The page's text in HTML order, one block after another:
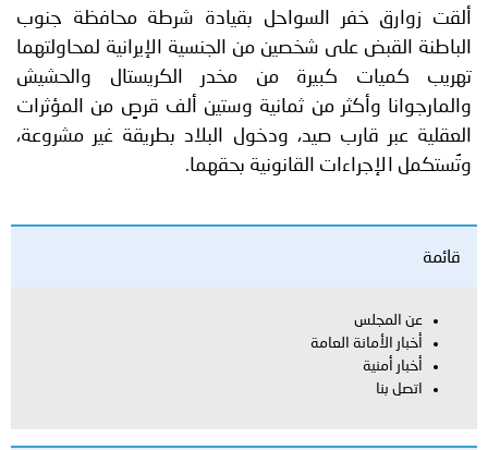
ألقت زوارق خفر السواحل بقيادة شرطة محافظة جنوب
الباطنة القبض على شخصين من الجنسية الإيرانية لمحاولتهما
تهريب كميات كبيرة من مخدر الكريستال والحشيش
والمارجوانا وأكثر من ثمانية وستين ألف قرصٍ من المؤثرات
العقلية عبر قارب صيد، ودخول البلاد بطريقة غير مشروعة،
وتُستكمل الإجراءات القانونية بحقهما.
قائمة
عن المجلس
أخبار الأمانة العامة
أخبار أمنية
اتصل بنا